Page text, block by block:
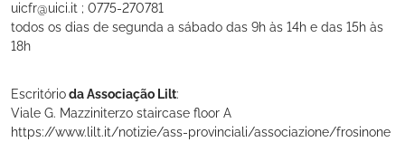
uicfr@uici.it ; 0775-270781
todos os dias de segunda a sábado das 9h às 14h e das 15h às
18h
Escritórioda Associação Lilt:
Viale G. Mazziniterzo staircase floor A
https://www.lilt.it/notizie/ass-provinciali/associazione/frosinone